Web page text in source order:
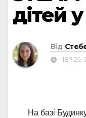
дітей
Від
ЧЕР 26,
На базі